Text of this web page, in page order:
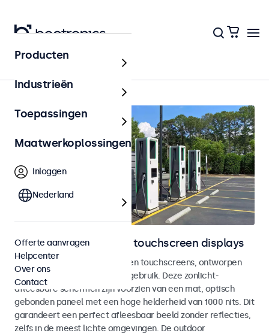
Home
Outdoor monitoren en touchscreen displays
Weersbestendige monitoren en touchscreens, ontworpen
voor zowel binnen- als buitengebruik. Deze zonlicht-
afleesbare schermen zijn voorzien van een mat, optisch
gebonden paneel met een hoge helderheid van 1000 nits. Dit
garandeert een perfect afleesbaar beeld zonder reflecties,
zelfs in de meest lichte omgevingen. De outdoor
Producten
Industrieën
Toepassingen
Maatwerkoplossingen
Inloggen
Nederland
Offerte aanvragen
Helpcenter
Over ons
Contact